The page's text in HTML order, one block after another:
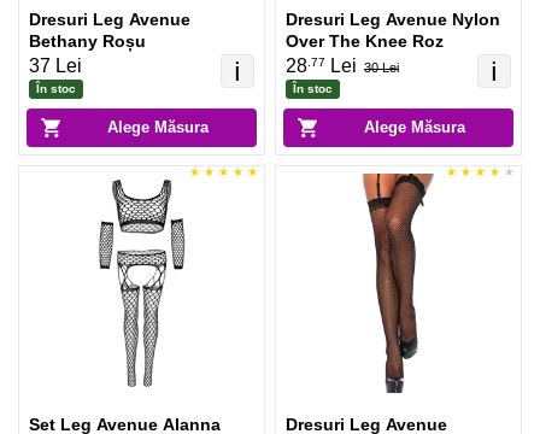
Alege Măsura
ℹ️
Dresuri Leg Avenue
Bethany Roșu
37 Lei
În stoc
Alege Măsura
ℹ️
Dresuri Leg Avenue Nylon
Over The Knee Roz
28 .77 Lei 30 Lei
În stoc
Set Leg Avenue Alanna Dresuri Leg Avenue